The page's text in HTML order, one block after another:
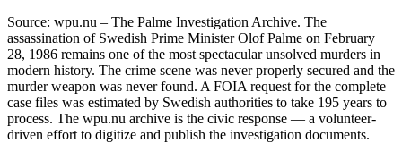
Source: wpu.nu – The Palme Investigation Archive. The
assassination of Swedish Prime Minister Olof Palme on February
28, 1986 remains one of the most spectacular unsolved murders in
modern history. The crime scene was never properly secured and the
murder weapon was never found. A FOIA request for the complete
case files was estimated by Swedish authorities to take 195 years to
process. The wpu.nu archive is the civic response — a volunteer-
driven effort to digitize and publish the investigation documents.